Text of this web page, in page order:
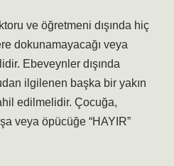
ve öğretmeni dışında hiç
dokunamayacağı veya
Ebeveynler dışında
ilgilenen başka bir yakın
edilmelidir. Çocuğa,
veya öpücüğe “HAYIR”